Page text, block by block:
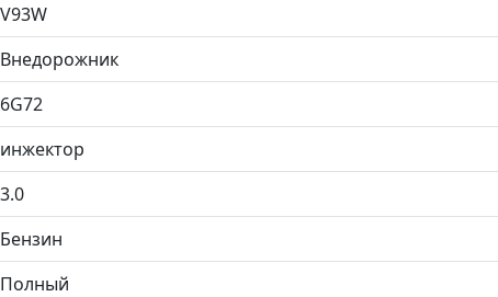
V93W
Внедорожник
6G72
инжектор
3.0
Бензин
Полный